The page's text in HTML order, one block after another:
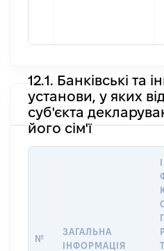
12.1. Банківські та
установи, у яких
суб'єкта
його сім'ї
№
ЗАГАЛЬНА
ІНФОРМАЦІЯ